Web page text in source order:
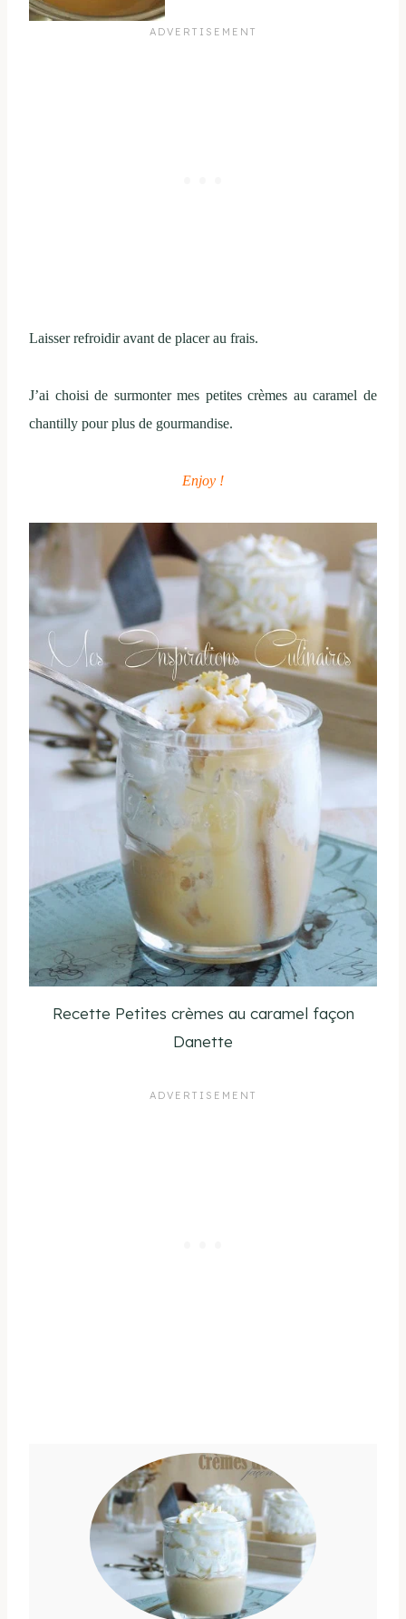
Laisser refroidir avant de placer au frais.
J’ai choisi de surmonter mes petites crèmes au caramel de
chantilly pour plus de gourmandise.
Enjoy !
Recette Petites crèmes au caramel façon
Danette